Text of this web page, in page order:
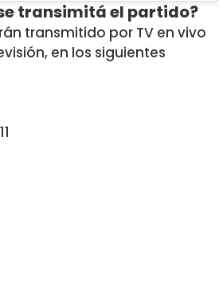
transimitá el partido?
transmitido por TV en vivo
en los siguientes